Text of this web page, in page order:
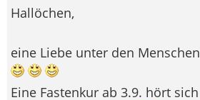
Hallöchen,
eine Liebe unter den Menschen
Eine Fastenkur ab 3.9. hört sich